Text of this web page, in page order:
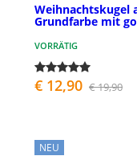
Weihnachtskugel
Grundfarbe mit
VORRÄTIG
€ 12,90 € 19,90
NEU